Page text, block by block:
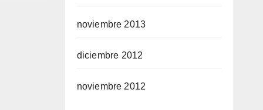
noviembre 2013
diciembre 2012
noviembre 2012